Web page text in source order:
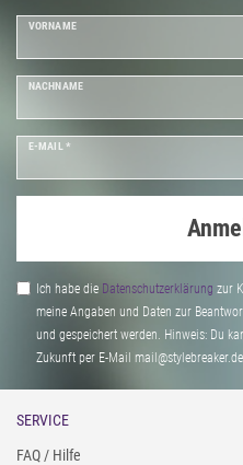
VORNAME
NACHNAME
E-MAIL *
Ich habe die Daten­schutz­erklärung zur
meine Angaben und Daten zur
und gespeichert werden. Hinweis: Du
Zukunft per E-Mail
SERVICE
FAQ / Hilfe